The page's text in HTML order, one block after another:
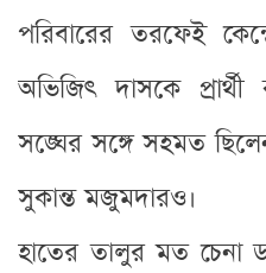
পরিবারের তরফেই
অভিজিৎ দাসকে
সঙ্ঘের সঙ্গে সহমত
সুকান্ত মজুমদারও।
হাতের তালুর মত চেনা